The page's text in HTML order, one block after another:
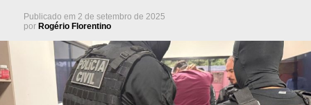
Publicado em 2 de setembro de 2025
por Rogério Florentino